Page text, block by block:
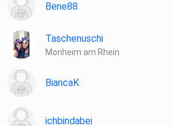
Bene88
Taschenuschi
Monheim am Rhein
BiancaK
ichbindabei